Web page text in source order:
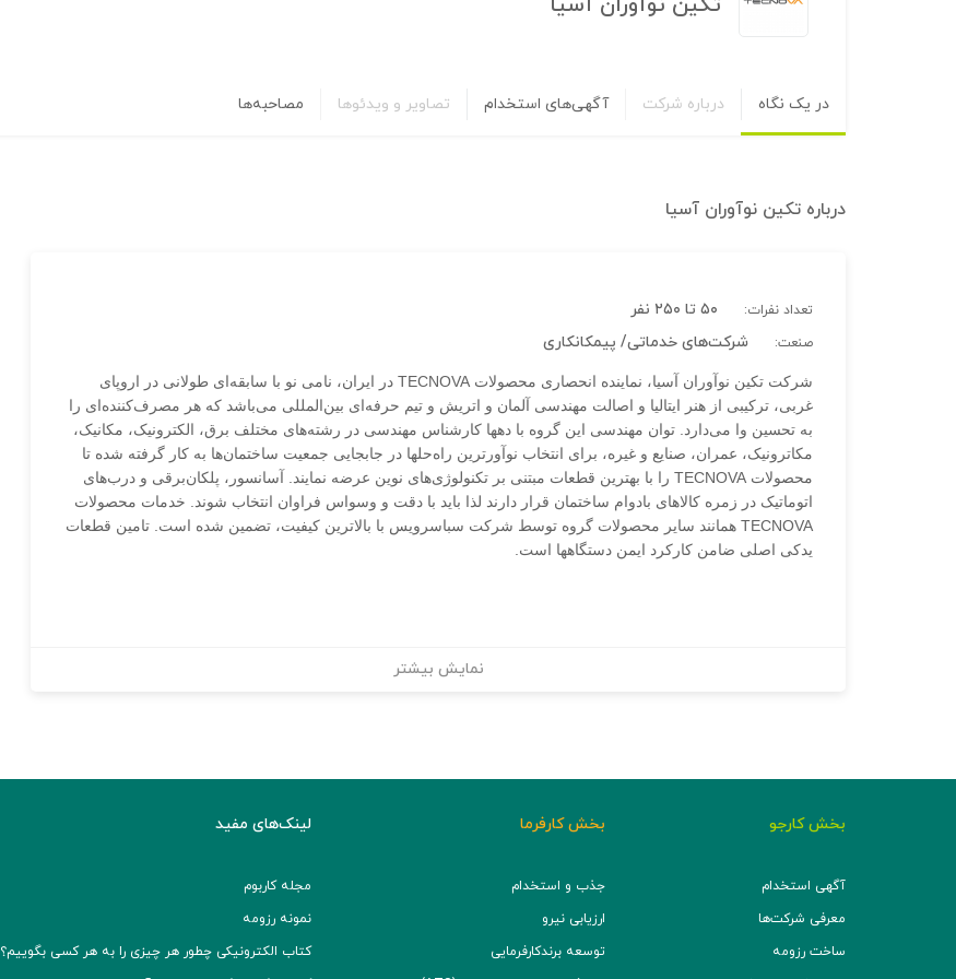
در یک نگاه درباره شرکت آگهی‌های استخدام تصاویر و ویدئوها مصاحبه‌ها
درباره تکین نوآوران آسیا
تعداد نفرات: ۵۰ تا ۲۵۰ نفر
صنعت: شرکت‌های خدماتی/ پیمکانکاری
شرکت تکین نوآوران آسیا، نماینده انحصاری محصولات TECNOVA در ایران، نامی نو با سابقه‌ای طولانی در اروپای
غربی، ترکیبی از هنر ایتالیا و اصالت مهندسی آلمان و اتریش و تیم حرفه‌ای بین‌المللی می‌باشد که هر مصرف‌کننده‌ای را
به تحسین وا می‌دارد. توان مهندسی این گروه با دهها کارشناس مهندسی در رشته‌های مختلف برق، الکترونیک، مکانیک،
مکاترونیک، عمران، صنایع و غیره، برای انتخاب نوآورترین راه‌حلها در جابجایی جمعیت ساختمان‌ها به کار گرفته شده تا
محصولات TECNOVA را با بهترین قطعات مبتنی بر تکنولوژی‌های نوین عرضه نمایند. آسانسور، پلکان‌برقی و درب‌های
اتوماتیک در زمره کالاهای بادوام ساختمان قرار دارند لذا باید با دقت و وسواس فراوان انتخاب شوند. خدمات محصولات
TECNOVA همانند سایر محصولات گروه توسط شرکت سباسرویس با بالاترین کیفیت، تضمین شده است. تامین قطعات
یدکی اصلی ضامن کارکرد ایمن دستگاهها است.
نمایش بیشتر
بخش کارجو
آگهی استخدام
معرفی شرکت‌ها
ساخت رزومه
بخش کارفرما
جذب و استخدام
ارزیابی نیرو
توسعه برند‌کارفرمایی
لینک‌های مفید
مجله کاربوم
نمونه رزومه
کتاب الکترونیکی چطور هر چیزی را به هر کسی بگوییم؟